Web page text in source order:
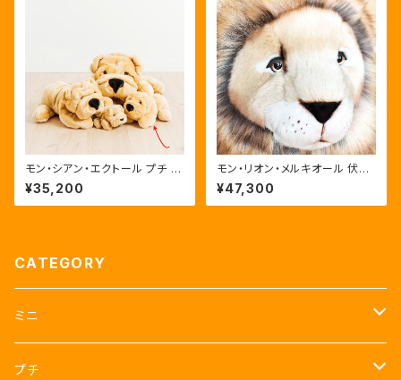
モン・シアン・エクトール プチ 3
5cm Mon Chien Hector (犬
のぬいぐるみ）ベージュ
¥35,200
モン・リオン・メルキオール 伏せ
ポジション40cm Mon Lion M
elchior Allongé (ライオンの
ぬいぐるみ)
¥47,300
CATEGORY
ミニ
うさぎ
プチ